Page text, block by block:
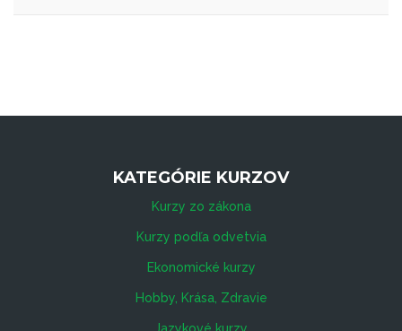
KATEGÓRIE KURZOV
Kurzy zo zákona
Kurzy podľa odvetvia
Ekonomické kurzy
Hobby, Krása, Zdravie
Jazykové kurzy